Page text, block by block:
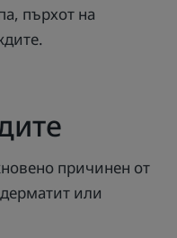
пърхот на
причинен от
или